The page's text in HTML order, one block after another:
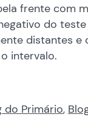
frente com
do
distantes
intervalo.
do Primário,